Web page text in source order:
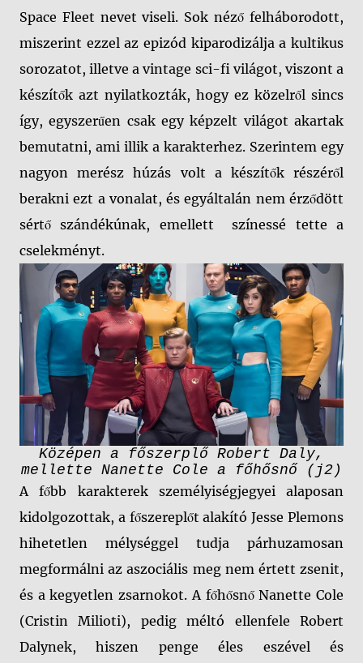
Space Fleet nevet viseli. Sok néző felháborodott,
miszerint ezzel az epizód kiparodizálja a kultikus
sorozatot, illetve a vintage sci-fi világot, viszont a
készítők azt nyilatkozták, hogy ez közelről sincs
így, egyszerűen csak egy képzelt világot akartak
bemutatni, ami illik a karakterhez. Szerintem egy
nagyon merész húzás volt a készítők részéről
berakni ezt a vonalat, és egyáltalán nem érződött
sértő szándékúnak, emellett színessé tette a
cselekményt.
Középen a főszerplő Robert Daly,
mellette Nanette Cole a főhősnő (j2)
A főbb karakterek személyiségjegyei alaposan
kidolgozottak, a főszereplőt alakító Jesse Plemons
hihetetlen mélységgel tudja párhuzamosan
megformálni az aszociális meg nem értett zsenit,
és a kegyetlen zsarnokot. A főhősnő Nanette Cole
(Cristin Milioti), pedig méltó ellenfele Robert
Dalynek, hiszen penge éles eszével és